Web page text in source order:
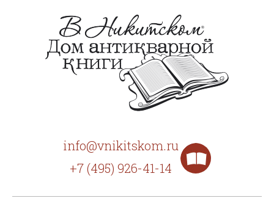
info@vnikitskom.ru
+7 (495) 926-41-14